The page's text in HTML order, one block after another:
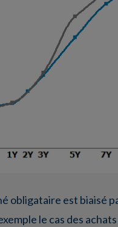
obligataire est biaisé
le cas des